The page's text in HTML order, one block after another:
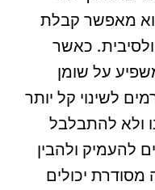
מאפשר קבלת
כאשר
על שומן
לשינוי קל יותר
ולא להתבלבל
להעמיק ולהבין
מסודרת יכולים